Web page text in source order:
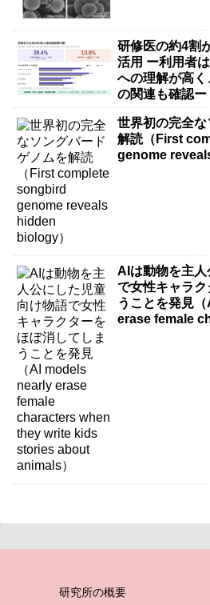
研修医の約4割
活用 ー利用者
への理解が高
の関連も確認ー
世界初の完全
解読（First
genome
AIは動物を主
で女性キャラ
うことを発見
erase female
研究所の概要